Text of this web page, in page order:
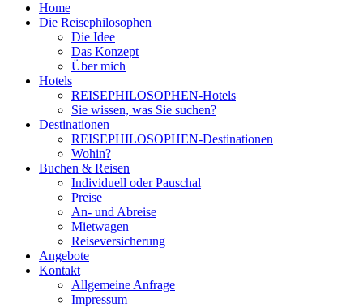
Home
Die Reisephilosophen
Die Idee
Das Konzept
Über mich
Hotels
REISEPHILOSOPHEN-Hotels
Sie wissen, was Sie suchen?
Destinationen
REISEPHILOSOPHEN-Destinationen
Wohin?
Buchen & Reisen
Individuell oder Pauschal
Preise
An- und Abreise
Mietwagen
Reiseversicherung
Angebote
Kontakt
Allgemeine Anfrage
Impressum